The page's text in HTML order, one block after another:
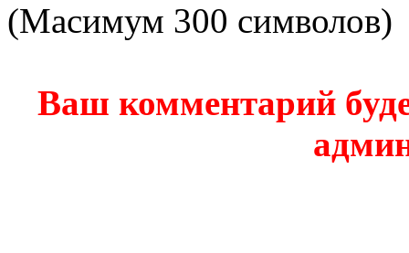
(Масимум 300 символов)
Ваш комментарий